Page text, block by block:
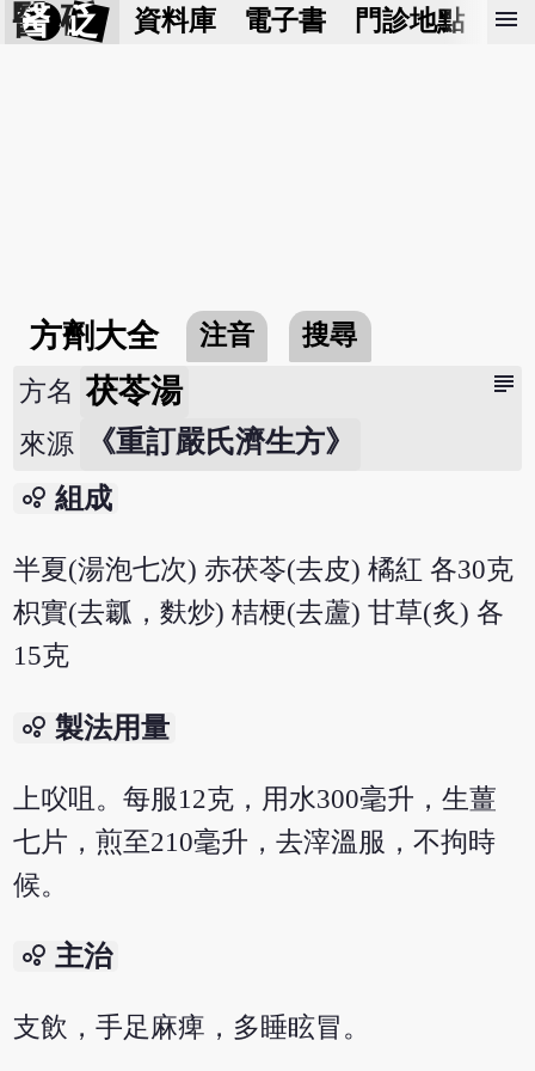
醫 砭 資料庫 電子書 門診地點 預
menu
方劑大全 注音 搜尋
subject
方名 茯苓湯
來源 《重訂嚴氏濟生方》
bubble_chart 組成
半夏(湯泡七次) 赤茯苓(去皮) 橘紅 各30克
枳實(去瓤，麩炒) 桔梗(去蘆) 甘草(炙) 各
15克
bubble_chart 製法用量
上㕮咀。每服12克，用水300毫升，生薑
七片，煎至210毫升，去滓溫服，不拘時
候。
bubble_chart 主治
支飲，手足麻痺，多睡眩冒。